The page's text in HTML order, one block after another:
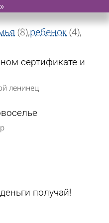
(8)ребенок(4)
сертификате и
ленинец
получай!